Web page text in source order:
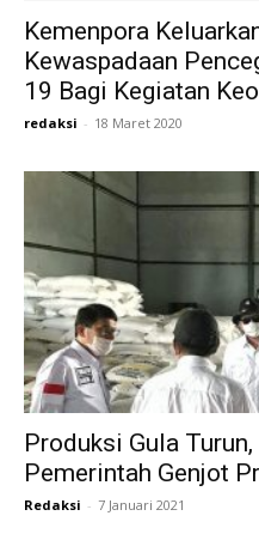
Kemenpora
Kewaspadaan
19 Bagi Kegiatan
redaksi - 18 Maret 2020
Produksi Gula
Pemerintah Genjot
Redaksi - 7 Januari 2021